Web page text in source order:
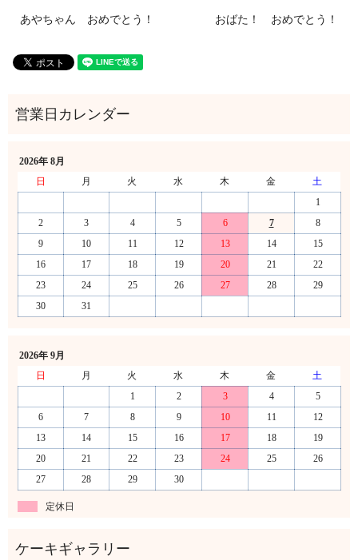
あやちゃん おめでとう！ おばた！ おめでとう！
2026年 8月
日
月 火 水 木 金
土
1
2
3 4 5 6 7
8
9
10 11 12 13 14
15
16
17 18 19 20 21
22
23
24 25 26 27 28
29
30
31
2026年 9月
日
月 火 水 木 金
土
1
2 3 4
5
6
7 8 9 10 11
12
13
14 15 16 17 18
19
20
21 22 23 24 25
26
27
28 29 30
定休日